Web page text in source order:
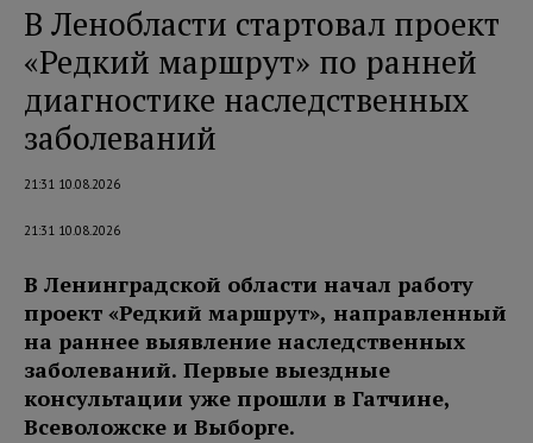
В Ленобласти стартовал проект
«Редкий маршрут» по ранней
диагностике наследственных
заболеваний
21:31 10.08.2026
21:31 10.08.2026
В Ленинградской области начал работу
проект «Редкий маршрут», направленный
на раннее выявление наследственных
заболеваний. Первые выездные
консультации уже прошли в Гатчине,
Всеволожске и Выборге.